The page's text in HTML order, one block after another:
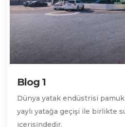
Blog 1
Dünya yatak endüstrisi
yaylı yatağa geçişi ile birlikte
içerisindedir.